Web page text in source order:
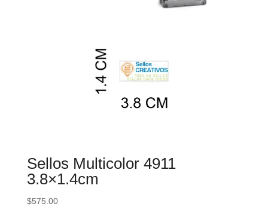
Sellos Multicolor 4911
3.8×1.4cm
$575.00